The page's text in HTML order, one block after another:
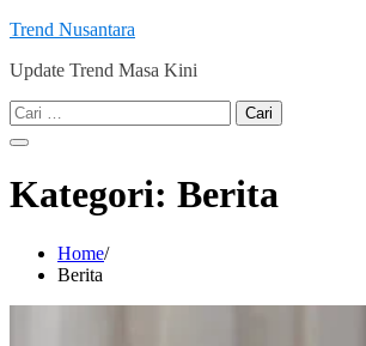
Skip
content
Trend Nusantara
Update Trend Masa Kini
Cari
untuk:
Kategori: Berita
Home
Berita